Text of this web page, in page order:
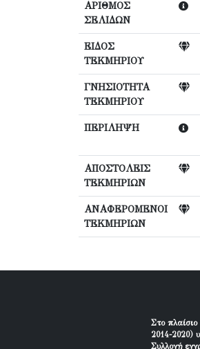
ΑΡΙΘΜΟΣ
ΣΕΛΙΔΩΝ
ΕΙΔΟΣ
ΤΕΚΜΗΡΙΟΥ
ΓΝΗΣΙΟΤΗΤΑ
ΤΕΚΜΗΡΙΟΥ
ΠΕΡΙΛΗΨΗ
ΑΠΟΣΤΟΛΕΙΣ
ΤΕΚΜΗΡΙΩΝ
ΑΝΑΦΕΡΟΜΕΝΟΙ
ΤΕΚΜΗΡΙΩΝ
Στο
2014-2020)
Συλλογή